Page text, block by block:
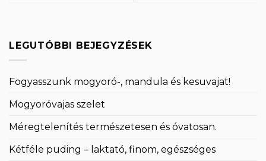
LEGUTÓBBI BEJEGYZÉSEK
Fogyasszunk mogyoró-, mandula és kesuvajat!
Mogyoróvajas szelet
Méregtelenítés természetesen és óvatosan.
Kétféle puding – laktató, finom, egészséges